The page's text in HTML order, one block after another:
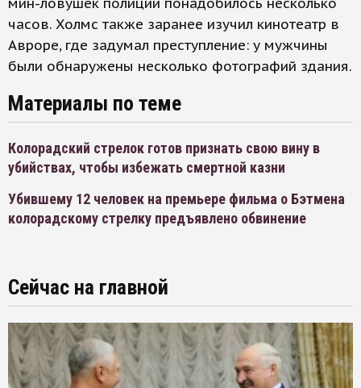
часов. Холмс также заранее изучил кинотеатр в
Авроре, где задумал преступление: у мужчины
были обнаружены несколько фотографий здания.
Материалы по теме
Колорадский стрелок готов признать свою вину в
убийствах, чтобы избежать смертной казни
Убившему 12 человек на премьере фильма о Бэтмена
колорадскому стрелку предъявлено обвинение
Сейчас на главной